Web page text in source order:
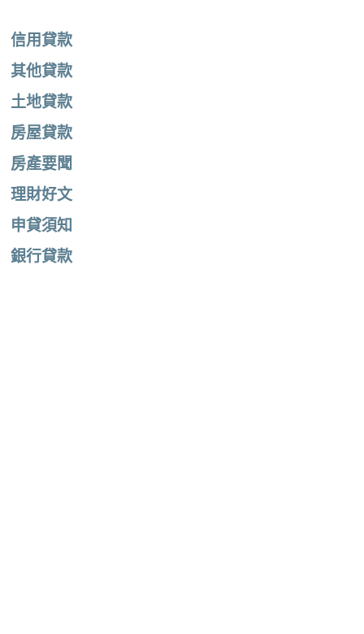
信用貸款
其他貸款
土地貸款
房屋貸款
房產要聞
理財好文
申貸須知
銀行貸款